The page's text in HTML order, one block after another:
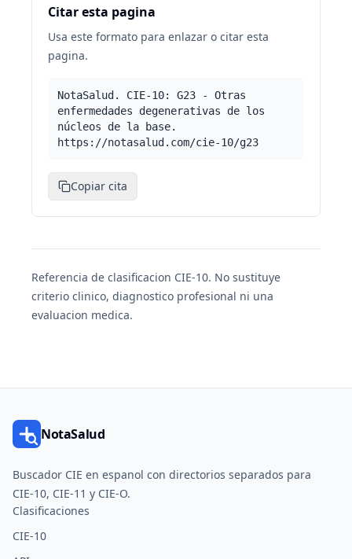
Citar esta pagina
Usa este formato para enlazar o citar esta
pagina.
NotaSalud. CIE-10: G23 - Otras
enfermedades degenerativas de los
núcleos de la base.
https://notasalud.com/cie-10/g23
Copiar cita
Referencia de clasificacion CIE-10. No sustituye
criterio clinico, diagnostico profesional ni una
evaluacion medica.
NotaSalud
Buscador CIE en espanol con directorios separados para
CIE-10, CIE-11 y CIE-O.
Clasificaciones
CIE-10